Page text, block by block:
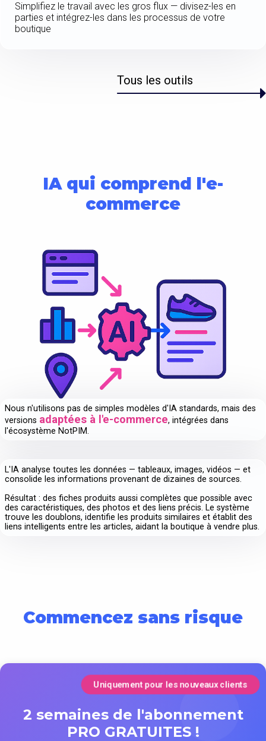
Simplifiez le travail avec les gros flux — divisez-les en
parties et intégrez-les dans les processus de votre
boutique
Tous les outils
IA qui comprend l'e-
commerce
Nous n'utilisons pas de simples modèles d'IA standards, mais des
versions adaptées à l'e-commerce, intégrées dans
l'écosystème NotPIM.
L'IA analyse toutes les données — tableaux, images, vidéos — et
consolide les informations provenant de dizaines de sources.
Résultat : des fiches produits aussi complètes que possible avec
des caractéristiques, des photos et des liens précis. Le système
trouve les doublons, identifie les produits similaires et établit des
liens intelligents entre les articles, aidant la boutique à vendre plus.
Commencez sans risque
Uniquement pour les nouveaux clients
2 semaines de l'abonnement
PRO GRATUITES !